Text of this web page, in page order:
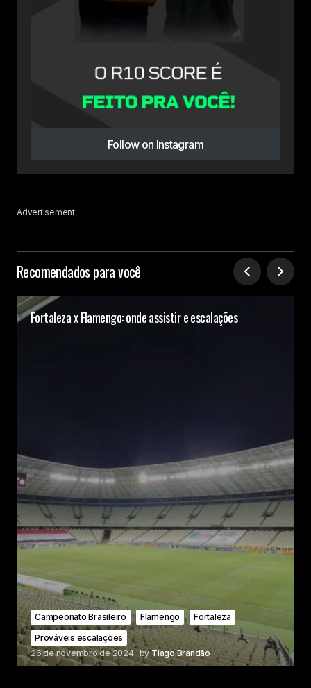
Follow on Instagram
Advertisement
Recomendados para você
Fortaleza x Flamengo: onde assistir e escalações
Campeonato Brasileiro Flamengo
Fortaleza
Prováveis escalações
26 de novembro de 2024 by Tiago Brandão